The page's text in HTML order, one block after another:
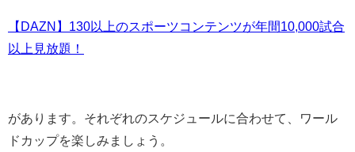
【DAZN】130以上のスポーツコンテンツが年間10,000試合
以上見放題！
があります。それぞれのスケジュールに合わせて、ワール
ドカップを楽しみましょう。